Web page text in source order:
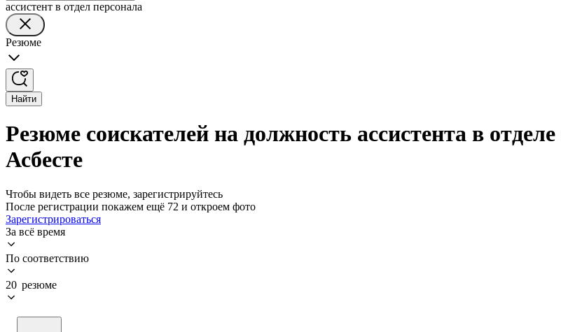
ассистент в отдел персонала
Резюме
Найти
Резюме соискателей на должность ассистента в
Асбесте
Чтобы видеть все резюме, зарегистрируйтесь
После регистрации покажем ещё 72 и откроем фото
Зарегистрироваться
За всё время
По соответствию
20 резюме